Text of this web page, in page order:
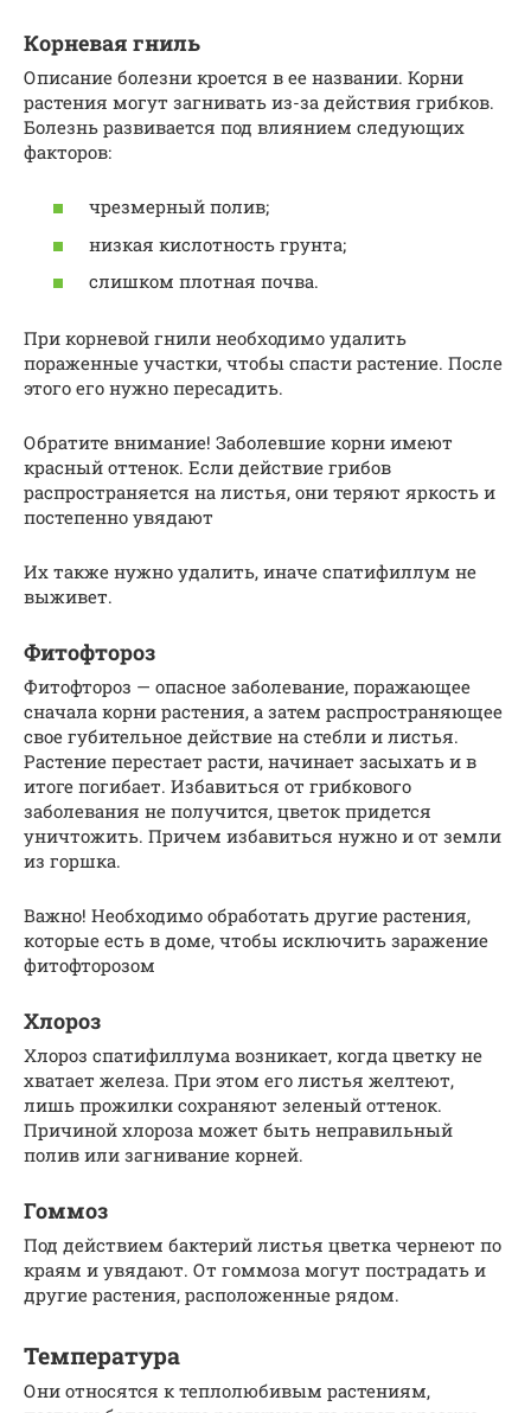
Корневая гниль
Описание болезни кроется в ее названии. Корни
растения могут загнивать из-за действия грибков.
Болезнь развивается под влиянием следующих
факторов:
чрезмерный полив;
низкая кислотность грунта;
слишком плотная почва.
При корневой гнили необходимо удалить
пораженные участки, чтобы спасти растение. После
этого его нужно пересадить.
Обратите внимание! Заболевшие корни имеют
красный оттенок. Если действие грибов
распространяется на листья, они теряют яркость и
постепенно увядают
Их также нужно удалить, иначе спатифиллум не
выживет.
Фитофтороз
Фитофтороз — опасное заболевание, поражающее
сначала корни растения, а затем распространяющее
свое губительное действие на стебли и листья.
Растение перестает расти, начинает засыхать и в
итоге погибает. Избавиться от грибкового
заболевания не получится, цветок придется
уничтожить. Причем избавиться нужно и от земли
из горшка.
Важно! Необходимо обработать другие растения,
которые есть в доме, чтобы исключить заражение
фитофторозом
Хлороз
Хлороз спатифиллума возникает, когда цветку не
хватает железа. При этом его листья желтеют,
лишь прожилки сохраняют зеленый оттенок.
Причиной хлороза может быть неправильный
полив или загнивание корней.
Гоммоз
Под действием бактерий листья цветка чернеют по
краям и увядают. От гоммоза могут пострадать и
другие растения, расположенные рядом.
Температура
Они относятся к теплолюбивым растениям,